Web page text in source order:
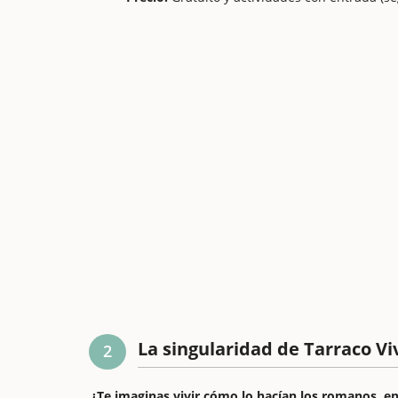
2 La singularidad de Tarraco